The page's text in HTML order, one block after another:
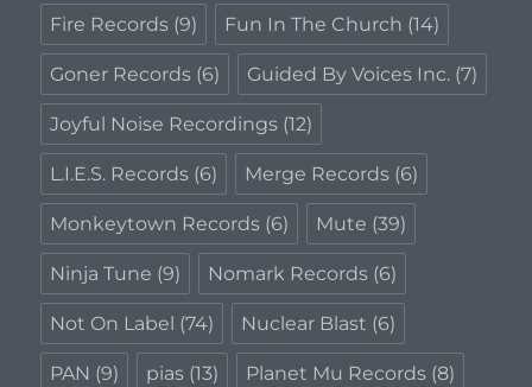
Fire Records (9) Fun In The Church (14)
Goner Records (6) Guided By Voices Inc. (7)
Joyful Noise Recordings (12)
L.I.E.S. Records (6) Merge Records (6)
Monkeytown Records (6) Mute (39)
Ninja Tune (9) Nomark Records (6)
Not On Label (74) Nuclear Blast (6)
PAN (9) pias (13) Planet Mu Records (8)